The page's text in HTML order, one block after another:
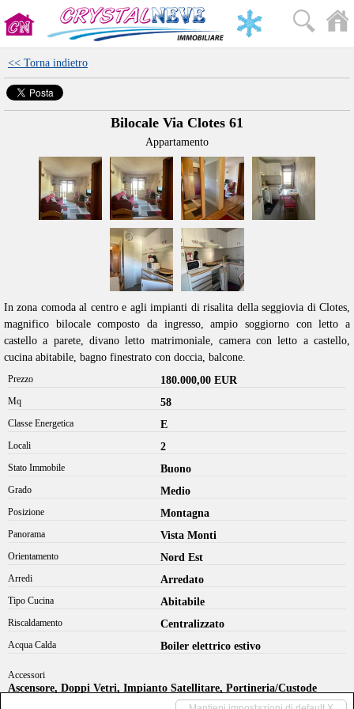
<< Torna indietro
Bilocale Via Clotes 61
Appartamento
In zona comoda al centro e agli impianti di risalita della seggiovia di Clotes,
magnifico bilocale composto da ingresso, ampio soggiorno con letto a
castello a parete, divano letto matrimoniale, camera con letto a castello,
cucina abitabile, bagno finestrato con doccia, balcone.
Prezzo 180.000,00 EUR
Mq 58
Classe Energetica E
Locali 2
Stato Immobile Buono
Grado Medio
Posizione Montagna
Panorama Vista Monti
Orientamento Nord Est
Arredi Arredato
Tipo Cucina Abitabile
Riscaldamento Centralizzato
Acqua Calda Boiler elettrico estivo
Accessori
Ascensore, Doppi Vetri, Impianto Satellitare, Portineria/Custode